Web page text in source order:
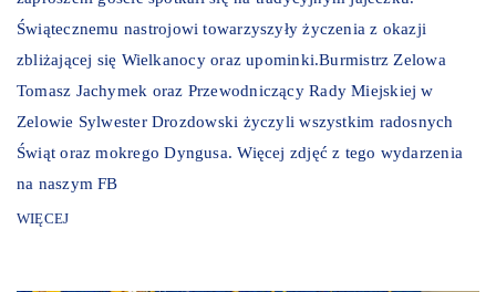
Świątecznemu nastrojowi towarzyszyły życzenia z okazji
zbliżającej się Wielkanocy oraz upominki.Burmistrz Zelowa
Tomasz Jachymek oraz Przewodniczący Rady Miejskiej w
Zelowie Sylwester Drozdowski życzyli wszystkim radosnych
Świąt oraz mokrego Dyngusa. Więcej zdjęć z tego wydarzenia
na naszym FB
WIĘCEJ